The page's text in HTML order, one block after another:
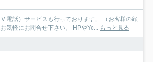
電話）サービスも行っております。 （お客様の顔
気軽にお問合せ下さい。 HPやYo...
もっと見る